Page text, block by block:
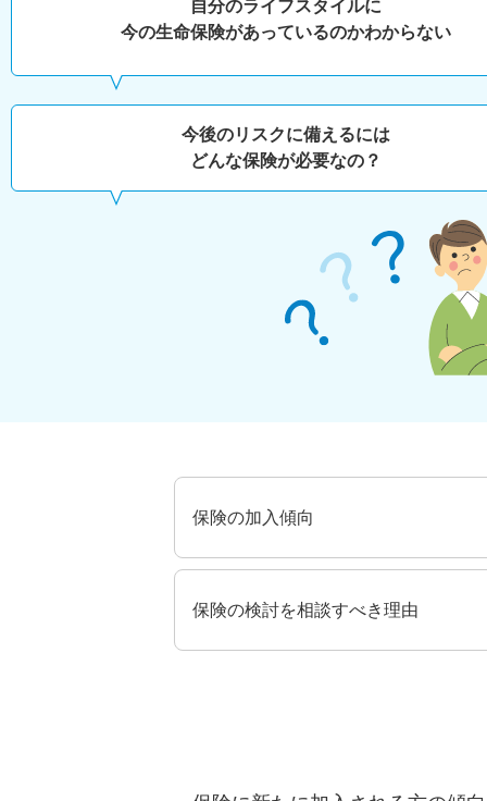
自分のライフスタイルに
今の生命保険があっているのかわからない
今後のリスクに備えるには
どんな保険が必要なの？
保険の加入傾向
保険の検討を相談すべき理由